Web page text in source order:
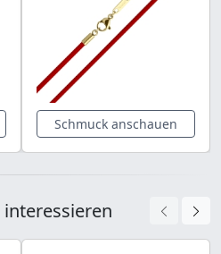
Schmuck anschauen
interessieren